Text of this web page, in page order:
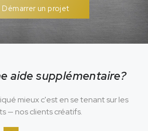
Démarrer un projet
aide supplémentaire?
mieux c'est en se tenant sur les
— nos clients créatifs.